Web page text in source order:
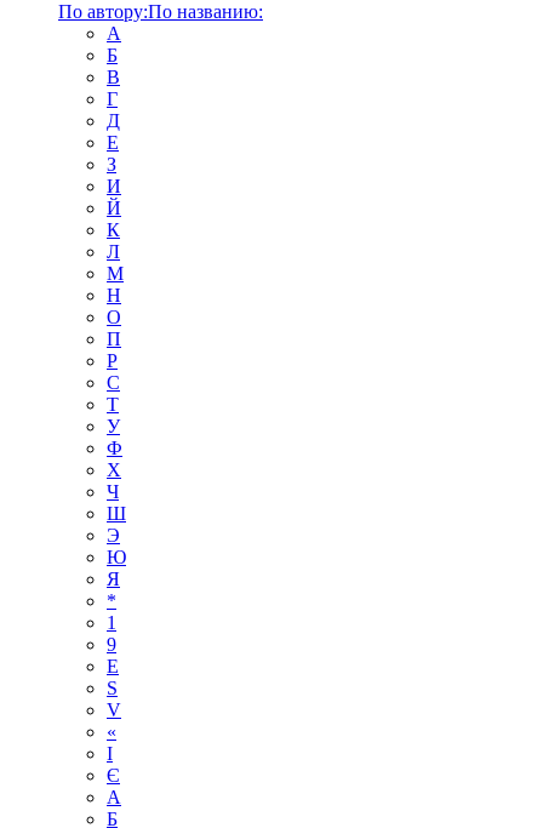
По автору:По названию:
А
Б
В
Г
Д
Е
З
И
Й
К
Л
М
Н
О
П
Р
С
Т
У
Ф
Х
Ч
Ш
Э
Ю
Я
*
1
9
E
S
V
«
І
Є
А
Б